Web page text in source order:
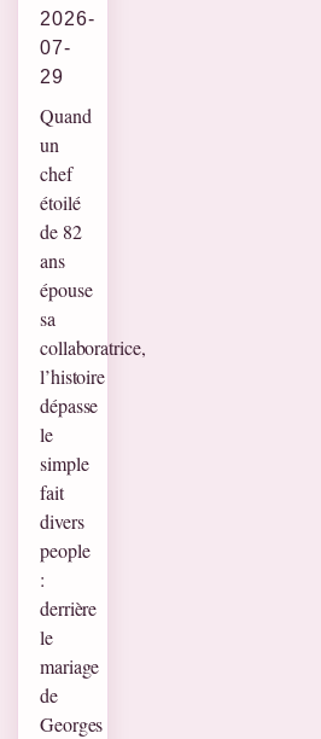
2026-
07-
29
Quand
un
chef
étoilé
de 82
ans
épouse
sa
collaboratrice,
l’histoire
dépasse
le
simple
fait
divers
people
:
derrière
le
mariage
de
Georges